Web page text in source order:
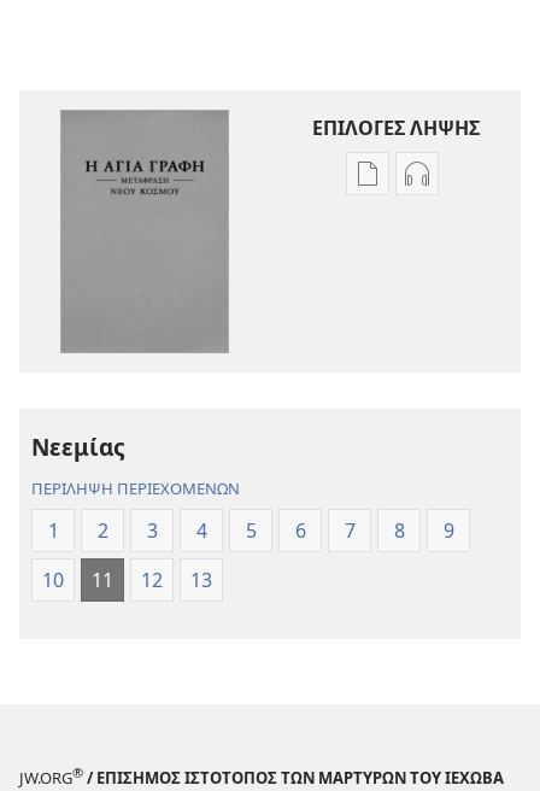
ΕΠΙΛΟΓΕΣ ΛΗΨΗΣ
Επιλογές
2017)
Επιλογές
2017)
Νεεμίας
ΠΕΡΙΛΗΨΗ ΠΕΡΙΕΧΟΜΕΝΩΝ
1 2 3 4 5 6 7 8
9
10
11 12 13
JW.ORG® / ΕΠΙΣΗΜΟΣ ΙΣΤΟΤΟΠΟΣ ΤΩΝ ΜΑΡΤΥΡΩΝ ΤΟΥ ΙΕΧΩΒΑ